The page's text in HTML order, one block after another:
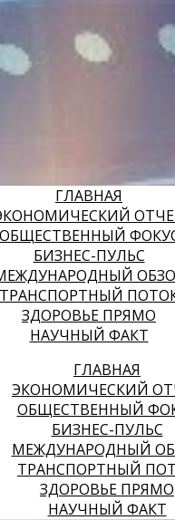
ГЛАВНАЯ
ОБЩЕСТВЕННЫЙ
БИЗНЕС-ПУЛЬС
ТРАНСПОРТНЫЙ
ЗДОРОВЬЕ ПРЯМО
НАУЧНЫЙ ФАКТ
ГЛАВНАЯ
ЭКОНОМИЧЕСКИЙ
ОБЩЕСТВЕННЫЙ
БИЗНЕС-ПУЛЬС
МЕЖДУНАРОДНЫЙ
ТРАНСПОРТНЫЙ
ЗДОРОВЬЕ ПРЯМО
НАУЧНЫЙ ФАКТ